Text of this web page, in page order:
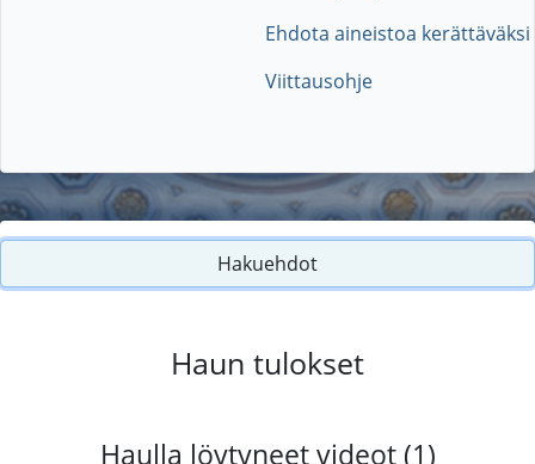
Ehdota aineistoa kerättäväksi
Viittausohje
Hakuehdot
Haun tulokset
Haulla löytyneet videot (1)